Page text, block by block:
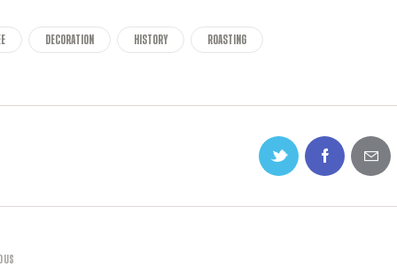
Decoration History Roasting